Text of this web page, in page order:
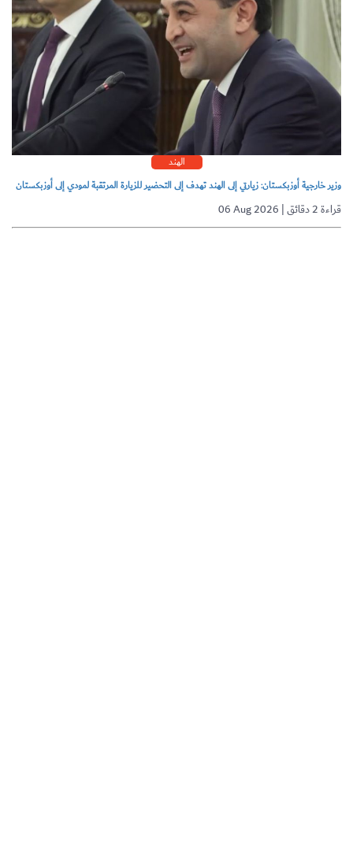
الهند
وزير خارجية أوزبكستان: زيارتي إلى الهند تهدف إلى التحضير للزيارة المرتقبة لمودي إلى أوزبكستان
06 Aug 2026 | قراءة 2 دقائق